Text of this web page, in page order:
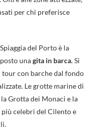
per chi preferisce
del Porto è la
unagita in barca. Si
tour con barche dal fondo
Le grotte marine di
Grotta dei Monaci e la
celebri del Cilento e